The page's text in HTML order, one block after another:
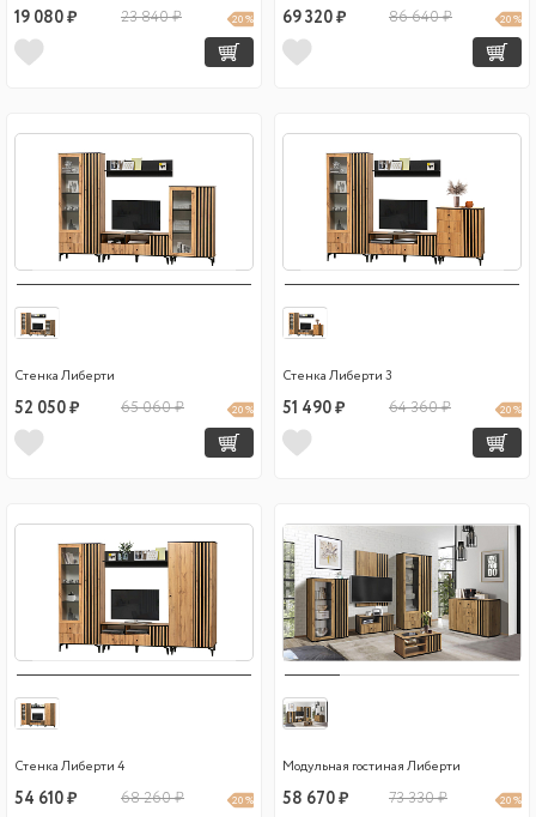
19 080 ₽ 23 840 ₽ 20 % 69 320 ₽ 86 640 ₽ 20 %
Стенка Либерти
52 050 ₽ 65 060 ₽ 20 %
Стенка Либерти 3
51 490 ₽ 64 360 ₽ 20 %
Стенка Либерти 4
54 610 ₽ 68 260 ₽ 20 %
Модульная гостиная Либерти
58 670 ₽ 73 330 ₽ 20 %